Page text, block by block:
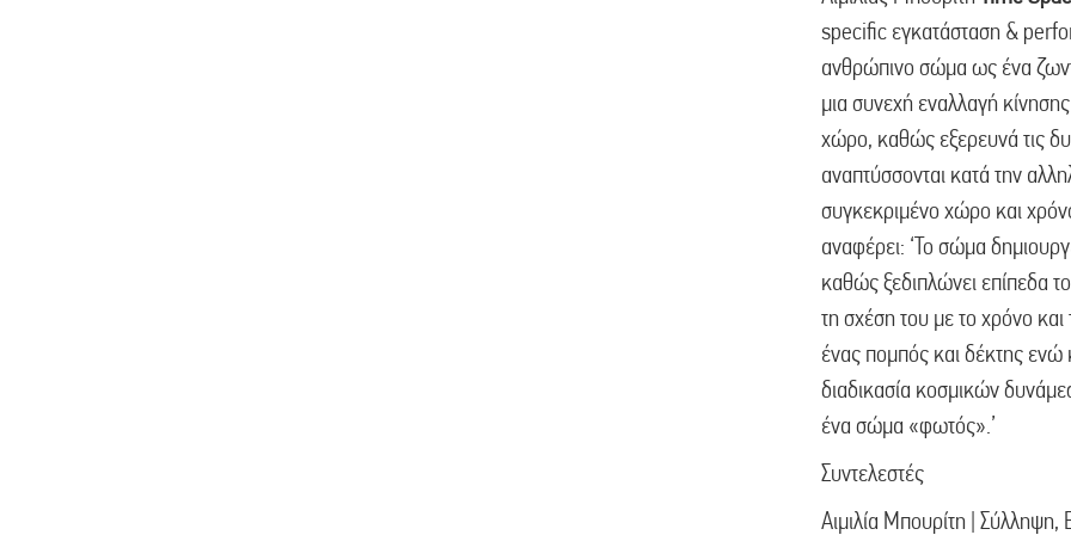
specific εγκατάσταση &
ανθρώπινο σώμα ως ένα
μια συνεχή εναλλαγή
χώρο, καθώς εξερευνά τις
αναπτύσσονται κατά την
συγκεκριμένο χώρο και
αναφέρει: ‘Το σώμα
καθώς ξεδιπλώνει επίπεδα
τη σχέση του με το χρόνο και
ένας πομπός και δέκτης ενώ
διαδικασία κοσμικών
ένα σώμα «φωτός».’
Συντελεστές
Αιμιλία Μπουρίτη | Σύλληψη,